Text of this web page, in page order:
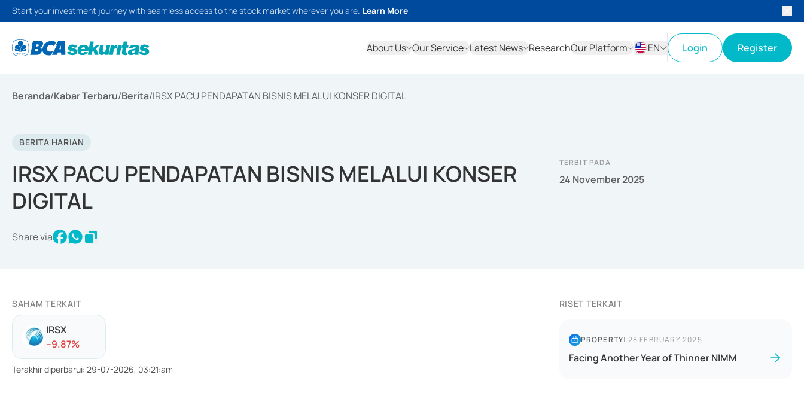
Start your investment journey with seamless access to the stock market wherever you are. Learn More
About Us Our Service Latest News ResearchOur Platform
EN
Login Register
Beranda/Kabar Terbaru/Berita/IRSX PACU PENDAPATAN BISNIS MELALUI KONSER DIGITAL
BERITA HARIAN
IRSX PACU PENDAPATAN BISNIS MELALUI KONSER
DIGITAL
Share via
TERBIT PADA
24 November 2025
SAHAM TERKAIT
IRSX
--9.87%
Terakhir diperbarui: 29-07-2026, 03:21:am
RISET TERKAIT
PROPERTY| 28 FEBRUARY 2025
Facing Another Year of Thinner NIMM